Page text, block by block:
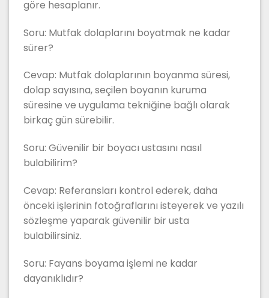
göre hesaplanır.
Soru: Mutfak dolaplarını boyatmak ne kadar
sürer?
Cevap: Mutfak dolaplarının boyanma süresi,
dolap sayısına, seçilen boyanın kuruma
süresine ve uygulama tekniğine bağlı olarak
birkaç gün sürebilir.
Soru: Güvenilir bir boyacı ustasını nasıl
bulabilirim?
Cevap: Referansları kontrol ederek, daha
önceki işlerinin fotoğraflarını isteyerek ve yazılı
sözleşme yaparak güvenilir bir usta
bulabilirsiniz.
Soru: Fayans boyama işlemi ne kadar
dayanıklıdır?